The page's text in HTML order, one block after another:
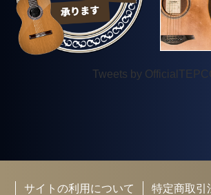
Tweets by
サイトの利用について
特定商取引